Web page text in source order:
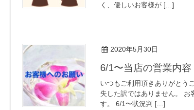
く、優しいお客様が […]
2020年5月30日
6/1〜当店の営業内容
いつもご利用頂きありがとう
失した訳ではありません。
す。 6/1〜状況判 […]